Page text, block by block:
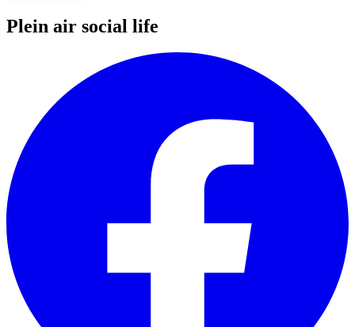
Plein air social life